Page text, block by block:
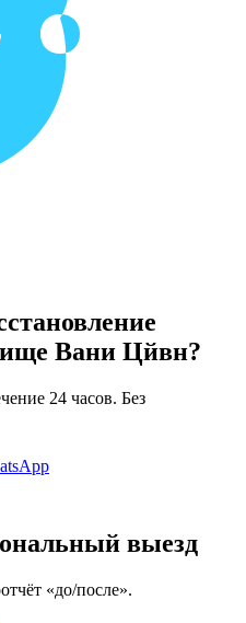
Вани Цйвн?
24 часов. Без
выезд
«до/после».